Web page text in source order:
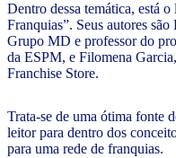
Dentro dessa temática, está
Franquias”. Seus autores
Grupo MD e professor do
da ESPM, e Filomena
Franchise Store.
Trata-se de uma ótima fonte
leitor para dentro dos
para uma rede de franquias.